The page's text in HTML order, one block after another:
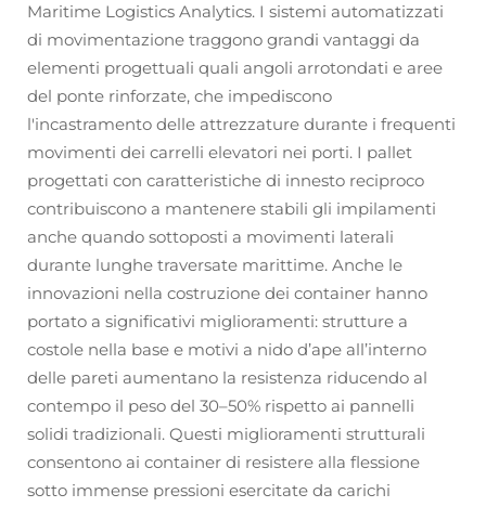
Maritime Logistics Analytics. I sistemi automatizzati
di movimentazione traggono grandi vantaggi da
elementi progettuali quali angoli arrotondati e aree
del ponte rinforzate, che impediscono
l'incastramento delle attrezzature durante i frequenti
movimenti dei carrelli elevatori nei porti. I pallet
progettati con caratteristiche di innesto reciproco
contribuiscono a mantenere stabili gli impilamenti
anche quando sottoposti a movimenti laterali
durante lunghe traversate marittime. Anche le
innovazioni nella costruzione dei container hanno
portato a significativi miglioramenti: strutture a
costole nella base e motivi a nido d’ape all’interno
delle pareti aumentano la resistenza riducendo al
contempo il peso del 30–50% rispetto ai pannelli
solidi tradizionali. Questi miglioramenti strutturali
consentono ai container di resistere alla flessione
sotto immense pressioni esercitate da carichi